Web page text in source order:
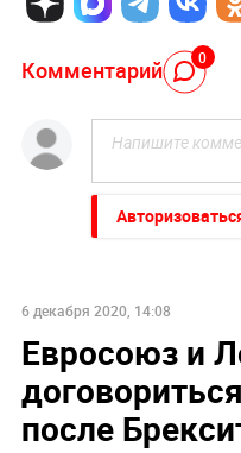
Комментарий 0
6 декабря 2020, 14:08
Евросоюз и
после